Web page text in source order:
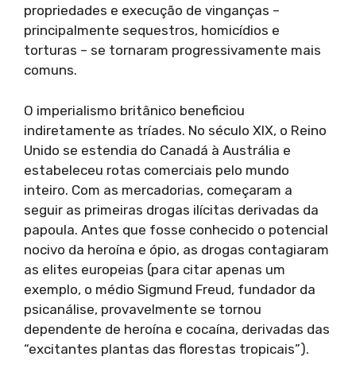
propriedades e execução de vinganças –
principalmente sequestros, homicídios e
torturas – se tornaram progressivamente mais
comuns.
O imperialismo britânico beneficiou
indiretamente as tríades. No século XIX, o Reino
Unido se estendia do Canadá à Austrália e
estabeleceu rotas comerciais pelo mundo
inteiro. Com as mercadorias, começaram a
seguir as primeiras drogas ilícitas derivadas da
papoula. Antes que fosse conhecido o potencial
nocivo da heroína e ópio, as drogas contagiaram
as elites europeias (para citar apenas um
exemplo, o médio Sigmund Freud, fundador da
psicanálise, provavelmente se tornou
dependente de heroína e cocaína, derivadas das
“excitantes plantas das florestas tropicais”).